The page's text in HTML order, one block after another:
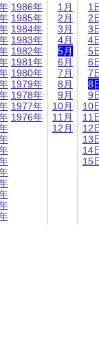
1986年
1985年
1984年
1983年
1982年
1981年
1980年
1979年
1978年
1977年
1976年
1月
2月
3月
4月
5月
6月
7月
8月
9月
10月
11月
12月
1
2
3
4
5
6
7
8
9
10
11
12
13
14
15